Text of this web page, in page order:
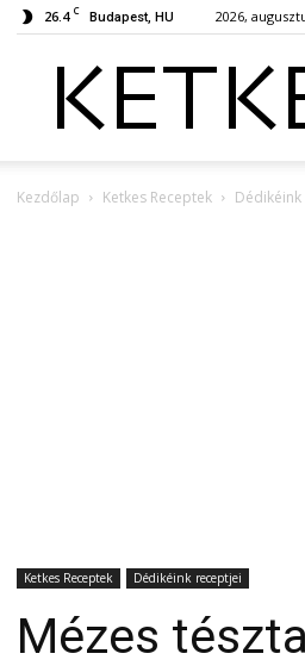
26.4 C Budapest, HU 2026,
Kezdőlap Ketkes Receptek
Ketkes Receptek Dédikéink receptjei
Mézes